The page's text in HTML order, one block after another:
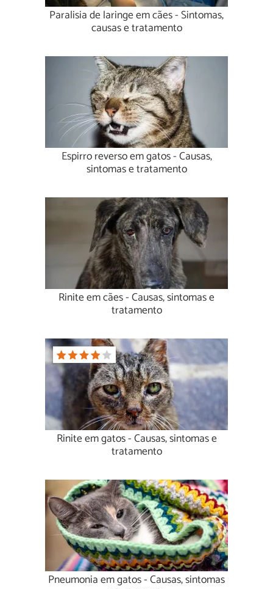
Paralisia de laringe em cães - Sintomas,
causas e tratamento
Espirro reverso em gatos - Causas,
sintomas e tratamento
Rinite em cães - Causas, sintomas e
tratamento
Rinite em gatos - Causas, sintomas e
tratamento
Pneumonia em gatos - Causas, sintomas